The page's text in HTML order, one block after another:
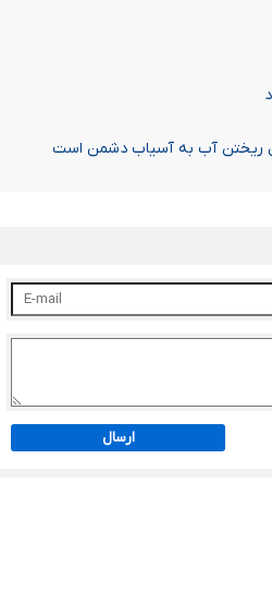
ریختن آب به آسیاب دشمن است
ارسال